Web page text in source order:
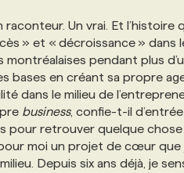
raconteur. Un vrai. Et
» et « décroissance » dans
pendant plus
bases en créant sa propre
dans le milieu de
business, confie-t-il d’entrée
pour retrouver quelque
moi un projet de cœur que
Depuis six ans déjà, je